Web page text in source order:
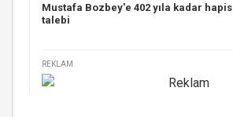
Mustafa Bozbey'e 402 yıla kadar hapis
talebi
REKLAM